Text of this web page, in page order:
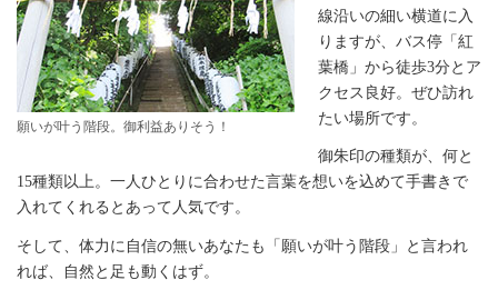
願いが叶う階段。御利益ありそう！
線沿いの細い横道に入
りますが、バス停「紅
葉橋」から徒歩3分とア
クセス良好。ぜひ訪れ
たい場所です。
御朱印の種類が、何と
15種類以上。一人ひとりに合わせた言葉を想いを込めて手書きで
入れてくれるとあって人気です。
そして、体力に自信の無いあなたも「願いが叶う階段」と言われ
れば、自然と足も動くはず。